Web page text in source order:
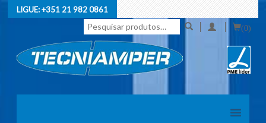
LIGUE:+351 21 982 0861
Pesquisar
por:
(0)